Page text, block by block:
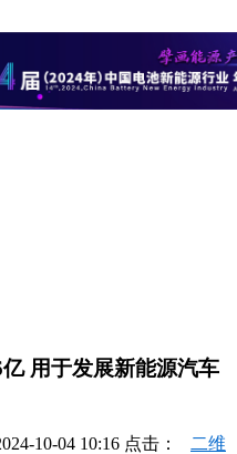
用于发展新能源汽车
10-04 10:16 点击： 二维